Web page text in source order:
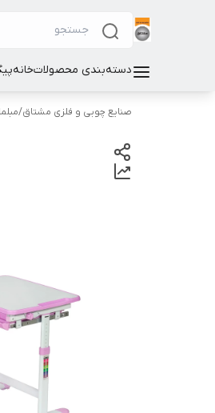
دسته‌بندی محصولاتخانه
صنایع چوبی و فلزی مشتاق/